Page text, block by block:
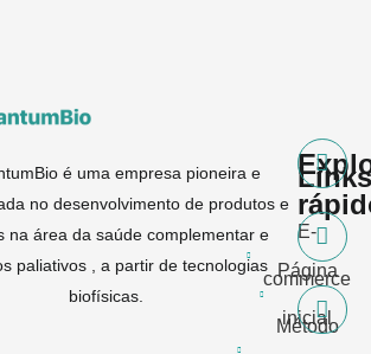
é uma empresa pioneira e
no desenvolvimento de produtos e
na área da saúde complementar e
paliativos , a partir de tecnologias
biofísicas.
Links
Página
inicial
E-
commerce
Método